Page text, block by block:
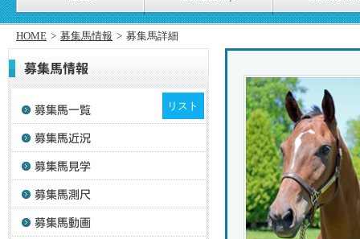
HOME > 募集馬情報 > 募集馬詳細
リスト